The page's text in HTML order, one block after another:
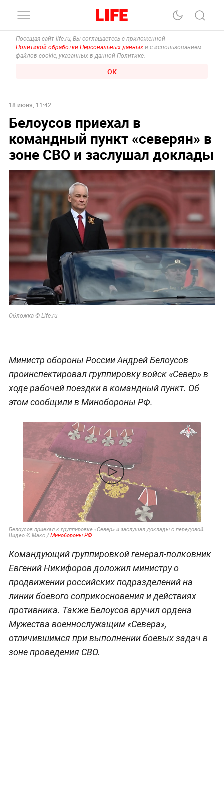
Посещая сайт life.ru, Вы соглашаетесь с приложенной
Политикой обработки Персональных данных и с использованием
файлов cookie, указанных в данной Политике.
ОК
18 июня, 11:42
Белоусов приехал в
командный пункт «северян» в
зоне СВО и заслушал доклады
Обложка © Life.ru
Министр обороны России Андрей Белоусов
проинспектировал группировку войск «Север» в
ходе рабочей поездки в командный пункт. Об
этом сообщили в Минобороны РФ.
Белоусов приехал к группировке «Север» и заслушал доклады с передовой.
Видео © Макс /Минобороны РФ
Командующий группировкой генерал-полковник
Евгений Никифоров доложил министру о
продвижении российских подразделений на
линии боевого соприкосновения и действиях
противника. Также Белоусов вручил ордена
Мужества военнослужащим «Севера»,
отличившимся при выполнении боевых задач в
зоне проведения СВО.